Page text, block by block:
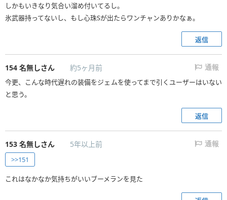
しかもいきなり気合い溜め付いてるし。
氷武器持ってないし、もし心珠Sが出たらワンチャンありかなぁ。
返信
154 名無しさん 約5ヶ月前 通報
今更、こんな時代遅れの装備をジェムを使ってまで引くユーザーはいない
と思う。
返信
153 名無しさん 5年以上前 通報
>>151
これはなかなか気持ちがいいブーメランを見た